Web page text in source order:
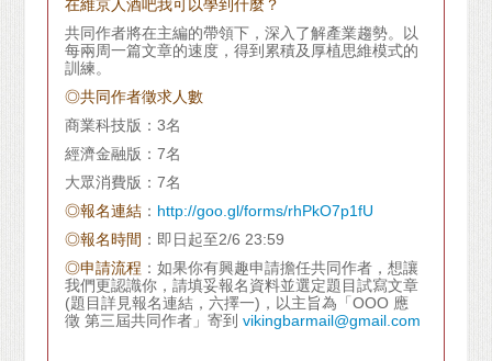
在維京人酒吧我可以學到什麼？
共同作者將在主編的帶領下，深入了解產業趨勢。以
每兩周一篇文章的速度，得到累積及厚植思維模式的
訓練。
◎共同作者徵求人數
商業科技版：3名
經濟金融版：7名
大眾消費版：7名
◎報名連結 ： http://goo.gl/forms/rhPkO7p1fU
◎報名時間 ：即日起至2/6 23:59
◎申請流程 ：如果你有興趣申請擔任共同作者，想讓
我們更認識你，請填妥報名資料並選定題目試寫文章
(題目詳見報名連結，六擇一) ，以主旨為「OOO 應
徵 第三屆共同作者」寄到 vikingbarmail@gmail.com